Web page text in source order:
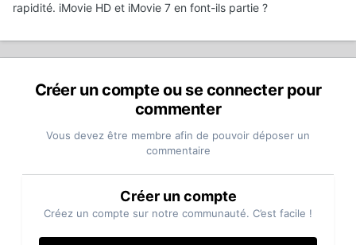
rapidité. iMovie HD et iMovie 7 en font-ils partie ?
Créer un compte ou se connecter pour
commenter
Vous devez être membre afin de pouvoir déposer un
commentaire
Créer un compte
Créez un compte sur notre communauté. C’est facile !